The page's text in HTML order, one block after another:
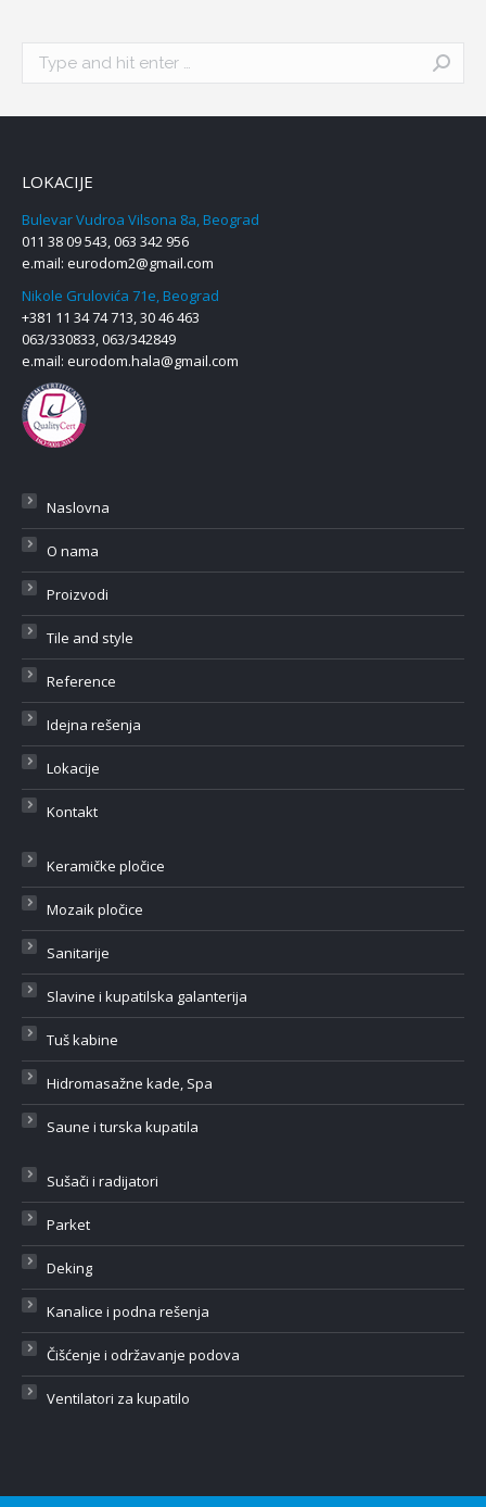
Search:
LOKACIJE
Bulevar Vudroa Vilsona 8a, Beograd
011 38 09 543, 063 342 956
e.mail: eurodom2@gmail.com
Nikole Grulovića 71e, Beograd
+381 11 34 74 713, 30 46 463
063/330833, 063/342849
e.mail: eurodom.hala@gmail.com
Naslovna
O nama
Proizvodi
Tile and style
Reference
Idejna rešenja
Lokacije
Kontakt
Keramičke pločice
Mozaik pločice
Sanitarije
Slavine i kupatilska galanterija
Tuš kabine
Hidromasažne kade, Spa
Saune i turska kupatila
Sušači i radijatori
Parket
Deking
Kanalice i podna rešenja
Čišćenje i održavanje podova
Ventilatori za kupatilo